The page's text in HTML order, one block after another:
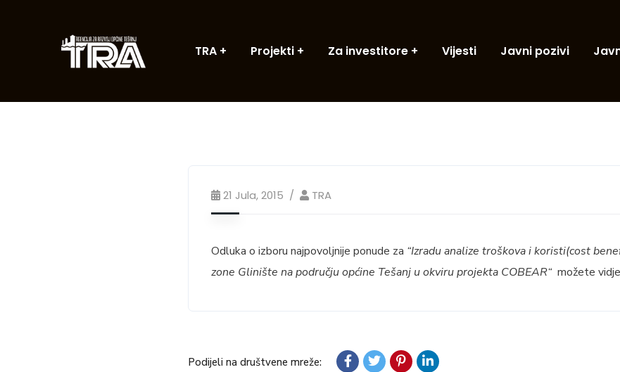
TRA Projekti Za investitore Vijesti Javni pozivi
21 Jula, 2015 TRA
Odluka o izboru najpovoljnije ponude za “Izradu analize troškova i koristi(cost
zone Glinište na području općine Tešanj u okviru projekta COBEAR“ možete
Podijeli na društvene mreže: